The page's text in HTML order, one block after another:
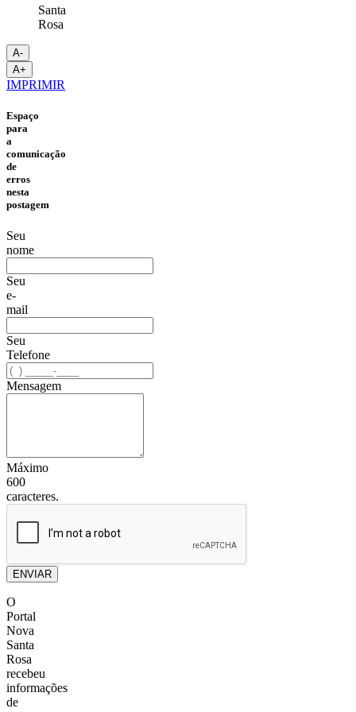
Santa
Rosa
A-
A+
IMPRIMIR
Espaço
para
a
comunicação
de
erros
nesta
postagem
Seu
nome
Seu
e-
mail
Seu
Telefone
Mensagem
Máximo
600
caracteres.
ENVIAR
O
Portal
Nova
Santa
Rosa
recebeu
informações
de